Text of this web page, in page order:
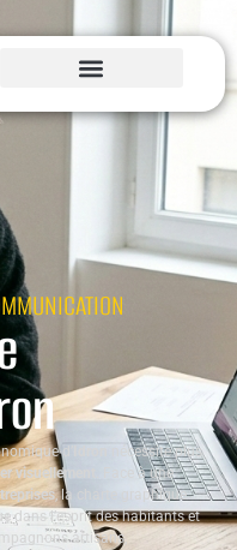
d’
nécessite plus
visuellement
. Face à une
, la charte graphique
dans l’esprit des habitants et
artisans,